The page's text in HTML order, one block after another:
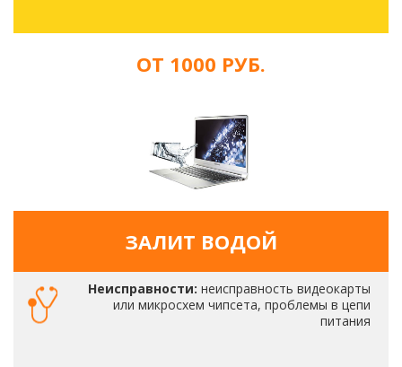
ОТ 1000 РУБ.
ЗАЛИТ ВОДОЙ
Неисправности: неисправность видеокарты
или микросхем чипсета, проблемы в цепи
питания